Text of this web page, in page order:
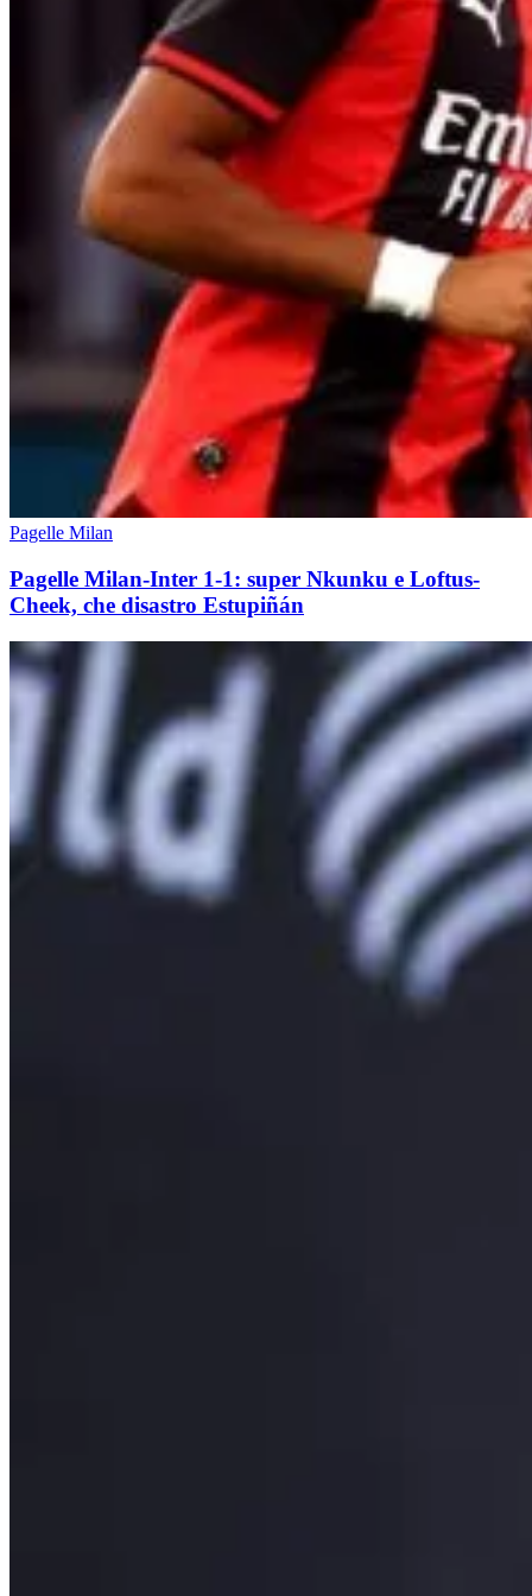
Pagelle Milan
Pagelle Milan-Inter 1-1: super Nkunku e Loftus-
Cheek, che disastro Estupiñán